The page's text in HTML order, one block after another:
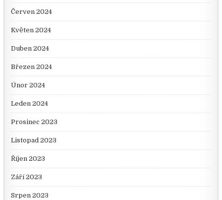
Červen 2024
Květen 2024
Duben 2024
Březen 2024
Únor 2024
Leden 2024
Prosinec 2023
Listopad 2023
Říjen 2023
Září 2023
Srpen 2023